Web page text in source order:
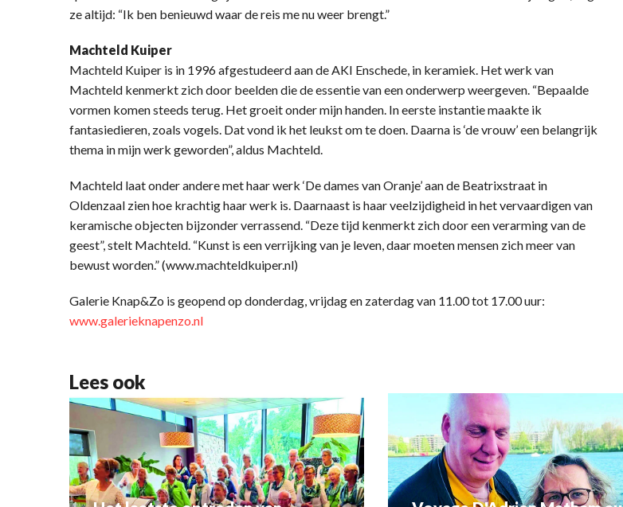
ze altijd: “Ik ben benieuwd waar de reis me nu weer brengt.”
Machteld Kuiper
Machteld Kuiper is in 1996 afgestudeerd aan de AKI Enschede, in keramiek. Het werk van
Machteld kenmerkt zich door beelden die de essentie van een onderwerp weergeven. “Bepaalde
vormen komen steeds terug. Het groeit onder mijn handen. In eerste instantie maakte ik
fantasiedieren, zoals vogels. Dat vond ik het leukst om te doen. Daarna is ‘de vrouw’ een belangrijk
thema in mijn werk geworden”, aldus Machteld.
Machteld laat onder andere met haar werk ‘De dames van Oranje’ aan de Beatrixstraat in
Oldenzaal zien hoe krachtig haar werk is. Daarnaast is haar veelzijdigheid in het vervaardigen van
keramische objecten bijzonder verrassend. “Deze tijd kenmerkt zich door een verarming van de
geest”, stelt Machteld. “Kunst is een verrijking van je leven, daar moeten mensen zich meer van
bewust worden.” (www.machteldkuiper.nl)
Galerie Knap&Zo is geopend op donderdag, vrijdag en zaterdag van 11.00 tot 17.00 uur:
www.galerieknapenzo.nl
Lees ook